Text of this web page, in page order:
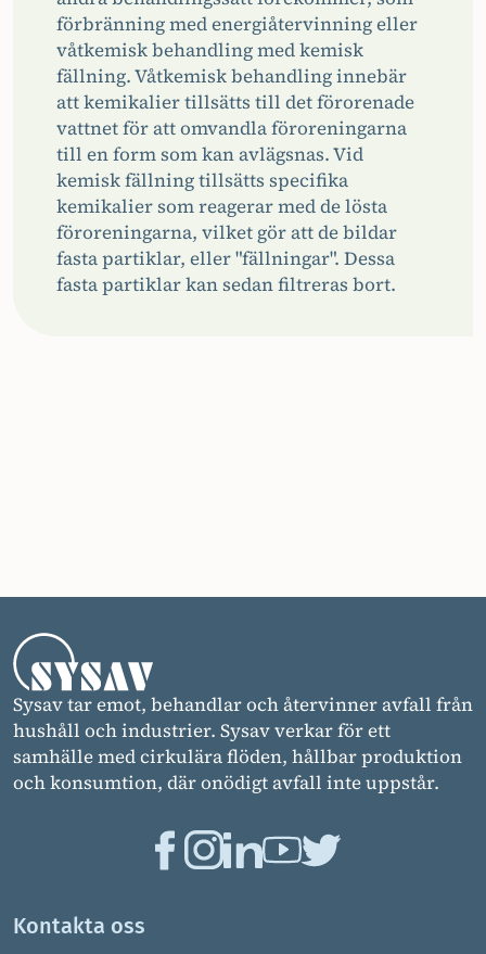
förbränning med energiåtervinning eller
våtkemisk behandling med kemisk
fällning. Våtkemisk behandling innebär
att kemikalier tillsätts till det förorenade
vattnet för att omvandla föroreningarna
till en form som kan avlägsnas. Vid
kemisk fällning tillsätts specifika
kemikalier som reagerar med de lösta
föroreningarna, vilket gör att de bildar
fasta partiklar, eller "fällningar". Dessa
fasta partiklar kan sedan filtreras bort.
Sysav tar emot, behandlar och återvinner avfall från
hushåll och industrier. Sysav verkar för ett
samhälle med cirkulära flöden, hållbar produktion
och konsumtion, där onödigt avfall inte uppstår.
Kontakta oss